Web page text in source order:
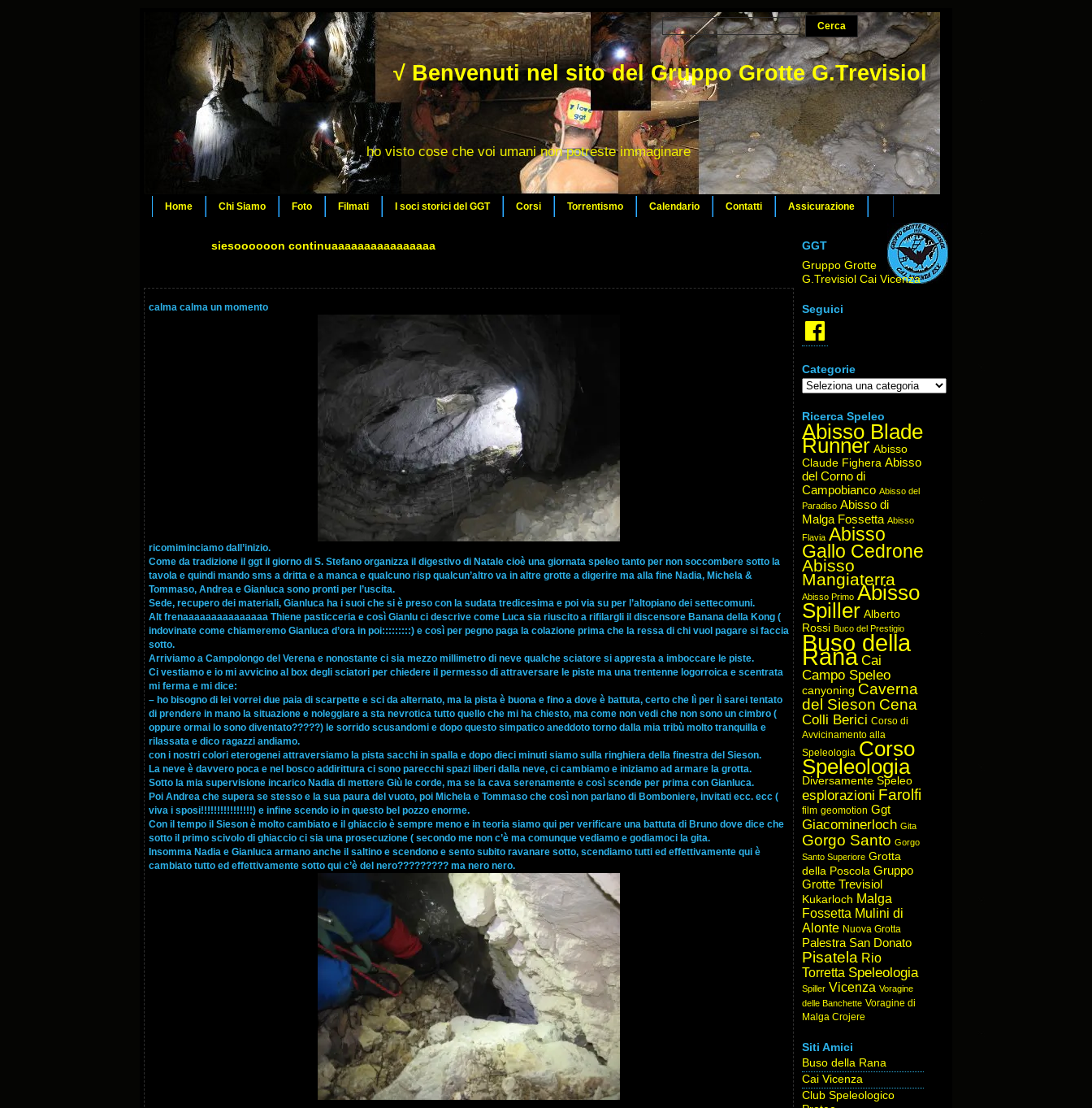
√ Benvenuti nel sito del Gruppo Grotte G.Trevisiol
ho visto cose che voi umani non potreste immaginare
Home Chi Siamo Foto Filmati I soci storici del GGT Corsi Torrentismo Calendario Contatti Assicurazione
siesoooooon continuaaaaaaaaaaaaaaaa
calma calma un momento
ricomiminciamo dall’inizio.
Come da tradizione il ggt il giorno di S. Stefano organizza il digestivo di Natale cioè una giornata speleo tanto per non soccombere sotto la
tavola e quindi mando sms a dritta e a manca e qualcuno risp qualcun’altro va in altre grotte a digerire ma alla fine Nadia, Michela &
Tommaso, Andrea e Gianluca sono pronti per l’uscita.
Sede, recupero dei materiali, Gianluca ha i suoi che si è preso con la sudata tredicesima e poi via su per l’altopiano dei settecomuni.
Alt frenaaaaaaaaaaaaaaa Thiene pasticceria e così Gianlu ci descrive come Luca sia riuscito a rifilargli il discensore Banana della Kong (
indovinate come chiameremo Gianluca d’ora in poi:::::::::) e così per pegno paga la colazione prima che la ressa di chi vuol pagare si faccia
sotto.
Arriviamo a Campolongo del Verena e nonostante ci sia mezzo millimetro di neve qualche sciatore si appresta a imboccare le piste.
Ci vestiamo e io mi avvicino al box degli sciatori per chiedere il permesso di attraversare le piste ma una trentenne logorroica e scentrata
mi ferma e mi dice:
– ho bisogno di lei vorrei due paia di scarpette e sci da alternato, ma la pista è buona e fino a dove è battuta, certo che lì per lì sarei tentato
di prendere in mano la situazione e noleggiare a sta nevrotica tutto quello che mi ha chiesto, ma come non vedi che non sono un cimbro (
oppure ormai lo sono diventato?????) le sorrido scusandomi e dopo questo simpatico aneddoto torno dalla mia tribù molto tranquilla e
rilassata e dico ragazzi andiamo.
con i nostri colori eterogenei attraversiamo la pista sacchi in spalla e dopo dieci minuti siamo sulla ringhiera della finestra del Sieson.
La neve è davvero poca e nel bosco addirittura ci sono parecchi spazi liberi dalla neve, ci cambiamo e iniziamo ad armare la grotta.
Sotto la mia supervisione incarico Nadia di mettere Giù le corde, ma se la cava serenamente e così scende per prima con Gianluca.
Poi Andrea che supera se stesso e la sua paura del vuoto, poi Michela e Tommaso che così non parlano di Bomboniere, invitati ecc. ecc (
viva i sposi!!!!!!!!!!!!!!!!) e infine scendo io in questo bel pozzo enorme.
Con il tempo il Sieson è molto cambiato e il ghiaccio è sempre meno e in teoria siamo qui per verificare una battuta di Bruno dove dice che
sotto il primo scivolo di ghiaccio ci sia una prosecuzione ( secondo me non c’è ma comunque vediamo e godiamoci la gita.
Insomma Nadia e Gianluca armano anche il saltino e scendono e sento subito ravanare sotto, scendiamo tutti ed effettivamente qui è
cambiato tutto ed effettivamente sotto qui c’è del nero????????? ma nero nero.
GGT
Gruppo Grotte
G.Trevisiol Cai Vicenza
Seguici
Facebook
Categorie
Categorie
Ricerca Speleo
Abisso Blade
Runner Abisso
Claude Fighera Abisso
del Corno di
Campobianco Abisso del
Paradiso Abisso di
Malga Fossetta Abisso
Flavia Abisso
Gallo Cedrone
Abisso
Mangiaterra
Abisso Primo Abisso
Spiller Alberto
Rossi Buco del Prestigio
Buso della
Rana Cai
Campo Speleo
canyoning Caverna
del Sieson Cena
Colli Berici Corso di
Avvicinamento alla
Speleologia Corso
Speleologia
Diversamente Speleo
esplorazioni Farolfi
film geomotion Ggt
Giacominerloch Gita
Gorgo Santo Gorgo
Santo Superiore Grotta
della Poscola Gruppo
Grotte Trevisiol
Kukarloch Malga
Fossetta Mulini di
Alonte Nuova Grotta
Palestra San Donato
Pisatela Rio
Torretta Speleologia
Spiller Vicenza Voragine
delle Banchette Voragine di
Malga Crojere
Siti Amici
Buso della Rana
Cai Vicenza
Club Speleologico